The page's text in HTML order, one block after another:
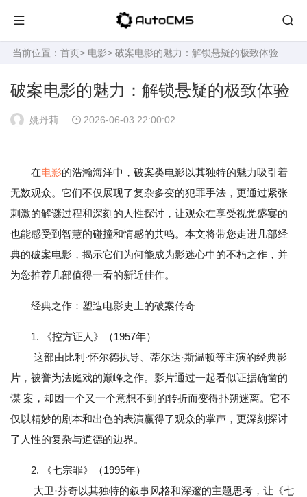
当前位置： 首页> 电影> 破案电影的魅力：解锁悬疑的极致体验
破案电影的魅力：解锁悬疑的极致体验
姚丹莉 2026-06-03 22:00:02
在电影的浩瀚海洋中，破案类电影以其独特的魅力吸引着
无数观众。它们不仅展现了复杂多变的犯罪手法，更通过紧张
刺激的解谜过程和深刻的人性探讨，让观众在享受视觉盛宴的
也能感受到智慧的碰撞和情感的共鸣。本文将带您走进几部经
典的破案电影，揭示它们为何能成为影迷心中的不朽之作，并
为您推荐几部值得一看的新近佳作。
经典之作：塑造电影史上的破案传奇
1. 《控方证人》（1957年）
这部由比利·怀尔德执导、蒂尔达·斯温顿等主演的经典影
片，被誉为法庭戏的巅峰之作。影片通过一起看似证据确凿的
谋 案，却因一个又一个意想不到的转折而变得扑朔迷离。它不
仅以精妙的剧本和出色的表演赢得了观众的掌声，更深刻探讨
了人性的复杂与道德的边界。
2. 《七宗罪》（1995年）
大卫·芬奇以其独特的叙事风格和深邃的主题思考，让《七